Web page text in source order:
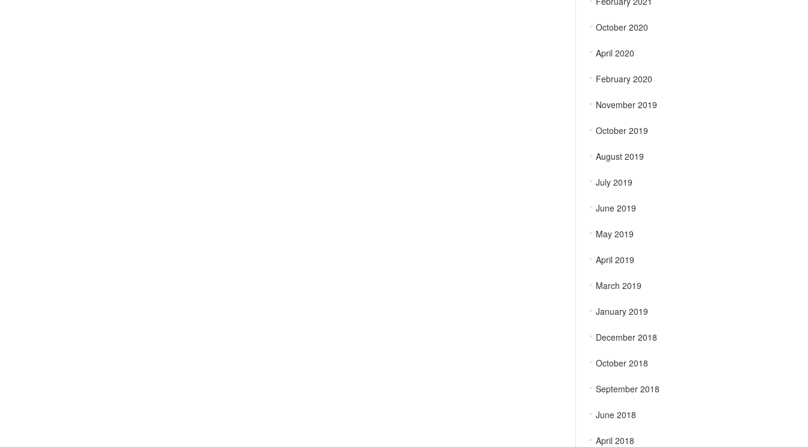
October 2020
April 2020
February 2020
November 2019
October 2019
August 2019
July 2019
June 2019
May 2019
April 2019
March 2019
January 2019
December 2018
October 2018
September 2018
June 2018
April 2018